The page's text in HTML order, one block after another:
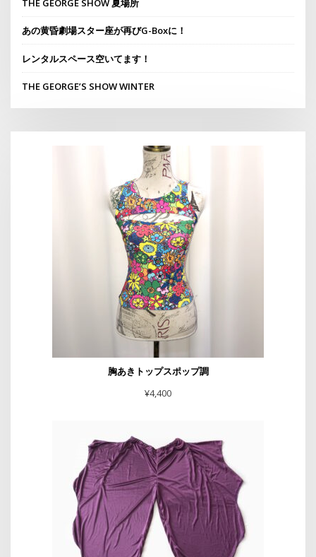
THE GEORGE SHOW 夏場所
あの黄昏劇場スター座が再びG-Boxに！
レンタルスペース空いてます！
THE GEORGE’S SHOW WINTER
胸あきトップスポップ調
¥4,400